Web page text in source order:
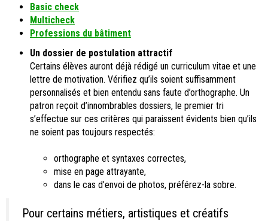
Basic check
Multicheck
Professions du bâtiment
Un dossier de postulation attractif
Certains élèves auront déjà rédigé un curriculum vitae et une
lettre de motivation. Vérifiez qu’ils soient suffisamment
personnalisés et bien entendu sans faute d’orthographe. Un
patron reçoit d’innombrables dossiers, le premier tri
s’effectue sur ces critères qui paraissent évidents bien qu’ils
ne soient pas toujours respectés:
orthographe et syntaxes correctes,
mise en page attrayante,
dans le cas d’envoi de photos, préférez-la sobre.
Pour certains métiers, artistiques et créatifs